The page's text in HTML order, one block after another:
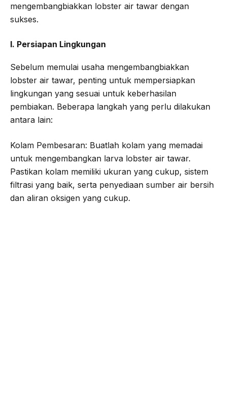
mengembangbiakkan lobster air tawar dengan
sukses.
I. Persiapan Lingkungan
Sebelum memulai usaha mengembangbiakkan
lobster air tawar, penting untuk mempersiapkan
lingkungan yang sesuai untuk keberhasilan
pembiakan. Beberapa langkah yang perlu dilakukan
antara lain:
Kolam Pembesaran: Buatlah kolam yang memadai
untuk mengembangkan larva lobster air tawar.
Pastikan kolam memiliki ukuran yang cukup, sistem
filtrasi yang baik, serta penyediaan sumber air bersih
dan aliran oksigen yang cukup.